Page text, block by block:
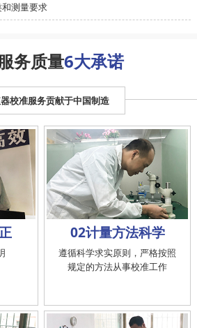
测量要求
务质量6大承诺
校准服务贡献于中国制造
02计量方法科学
遵循科学求实原则，严格按照
规定的方法从事校准工作